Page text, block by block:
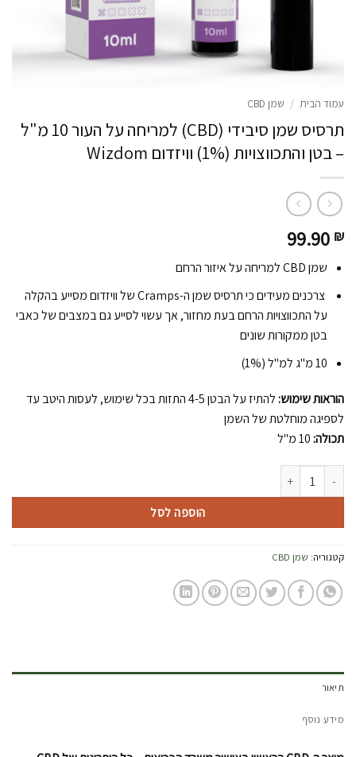
עמוד הבית / שמן CBD
תרסיס שמן סיבידי (CBD) למריחה על העור 10 מ"ל
– בטן והתכווצויות (1%) וויזדום Wizdom
99.90 ₪
שמן CBD למריחה על איזור הרחם
צרכנים מעידים כי תרסיס שמן ה-Cramps של וויזדום מסייע בהקלה
על התכווצויות הרחם בעת מחזור, אך עשוי לסייע גם במצבים של כאבי
בטן ממקורות שונים
10 מ"ג למ"ל (1%)
הוראות שימוש:
להתיז על הבטן 4-5 התזות בכל שימוש, לעסות היטב עד
לספיגה מוחלטת של השמן
תכולה:
הוספה לסל
קטגוריה: שמן CBD
תיאור
מידע נוסף